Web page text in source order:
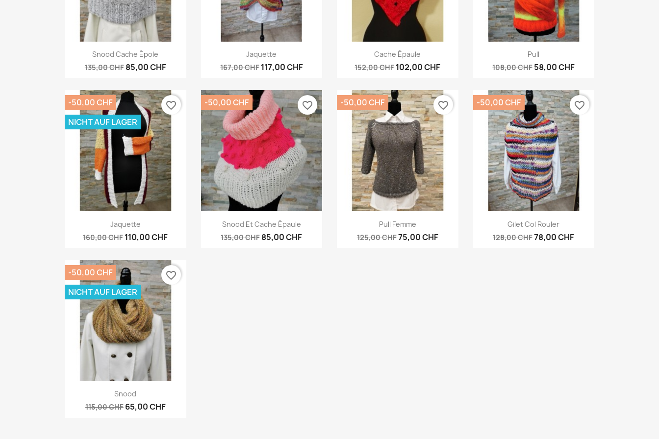
Vorschau
Snood Cache Épole
135,00 CHF 85,00 CHF
Vorschau
Jaquette
167,00 CHF 117,00 CHF
Vorschau
Cache Épaule
152,00 CHF102,00 CHF
Vorschau
Pull
108,00 CHF58,00 CHF
Vorschau
Jaquette
160,00 CHF110,00 CHF
-50,00 CHF
NICHT AUF LAGER
favorite_border
Vorschau
Snood Et Cache Épaule
135,00 CHF85,00 CHF
-50,00 CHF favorite_border
Vorschau
Pull Femme
125,00 CHF75,00 CHF
-50,00 CHF favorite_border
Vorschau
Gilet Col Rouler
128,00 CHF78,00 CHF
-50,00 CHF favorite_border
Vorschau
Snood
115,00 CHF 65,00 CHF
-50,00 CHF
NICHT AUF LAGER
favorite_border